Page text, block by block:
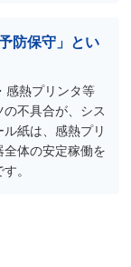
防保守」とい
感熱プリンタ等
不具合が、シス
紙は、感熱プリ
体の安定稼働を
。